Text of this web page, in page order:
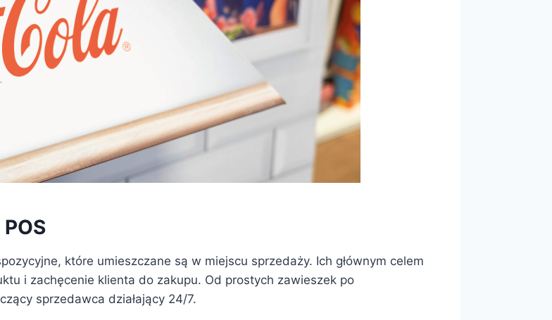
które umieszczane są w miejscu sprzedaży. Ich głównym celem
i zachęcenie klienta do zakupu. Od prostych zawieszek po
sprzedawca działający 24/7.